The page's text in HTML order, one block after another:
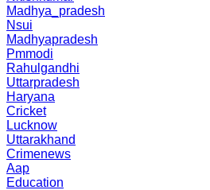
Madhya_pradesh
Nsui
Madhyapradesh
Pmmodi
Rahulgandhi
Uttarpradesh
Haryana
Cricket
Lucknow
Uttarakhand
Crimenews
Aap
Education